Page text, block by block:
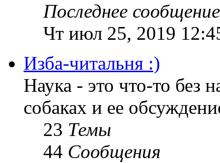
Последнее сообщение
Чт июл 25, 2019
Изба-читальня :)
Наука - это что-то без
собаках и ее
23 Темы
44 Сообщения